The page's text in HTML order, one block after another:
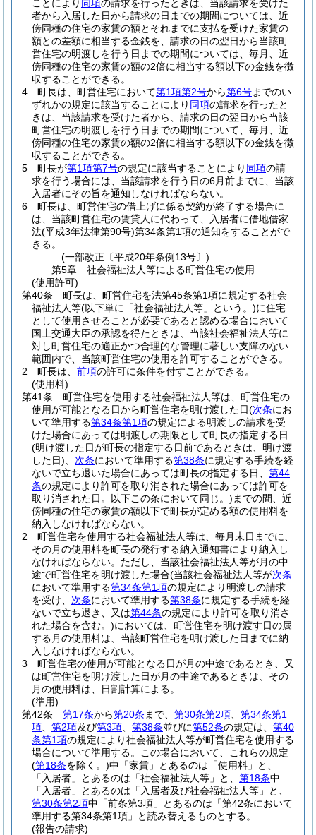
ことにより 同項の請求を行ったときは、当該請求を受けた
者から入居した日から請求の日までの期間については、近
傍同種の住宅の家賃の額とそれまでに支払を受けた家賃の
額との差額に相当する金銭を、請求の日の翌日から当該町
営住宅の明渡しを行う日までの期間については、毎月、近
傍同種の住宅の家賃の額の2倍に相当する額以下の金銭を徴
収することができる。
4
町長は、町営住宅において第1項第2号から第6号までのい
ずれかの規定に該当することにより 同項の請求を行ったと
きは、当該請求を受けた者から、請求の日の翌日から当該
町営住宅の明渡しを行う日までの期間について、毎月、近
傍同種の住宅の家賃の額の2倍に相当する額以下の金銭を徴
収することができる。
5
町長が第1項第7号の規定に該当することにより 同項の請
求を行う場合には、当該請求を行う日の6月前までに、当該
入居者にその旨を通知しなければならない。
6
町長は、町営住宅の借上げに係る契約が終了する場合に
は、当該町営住宅の賃貸人に代わって、入居者に借地借家
法(平成3年法律第90号)第34条第1項の通知をすることがで
きる。
(一部改正〔平成20年条例13号〕)
第5章
社会福祉法人等による町営住宅の使用
(使用許可)
第40条
町長は、町営住宅を法第45条第1項に規定する社会
福祉法人等(以下単に「社会福祉法人等」という。)に住宅
として使用させることが必要であると認める場合において
国土交通大臣の承認を得たときは、当該社会福祉法人等に
対し町営住宅の適正かつ合理的な管理に著しい支障のない
範囲内で、当該町営住宅の使用を許可することができる。
2
町長は、 前項の許可に条件を付すことができる。
(使用料)
第41条
町営住宅を使用する社会福祉法人等は、町営住宅の
使用が可能となる日から町営住宅を明け渡した日(次条にお
いて準用する第34条第1項の規定による明渡しの請求を受
けた場合にあっては明渡しの期限として町長の指定する日
(明け渡した日が町長の指定する日前であるときは、明け渡
した日)
次条において準用する第38条に規定する手続を経
ないで立ち退いた場合にあっては町長の指定する日、 第44
条の規定により許可を取り消された場合にあっては許可を
取り消された日。以下この条において同じ。) までの間、近
傍同種の住宅の家賃の額以下で町長が定める額の使用料を
納入しなければならない。
2
町営住宅を使用する社会福祉法人等は、毎月末日までに、
その月の使用料を町長の発行する納入通知書により納入し
なければならない。 ただし、当該社会福祉法人等が月の中
途で町営住宅を明け渡した場合(当該社会福祉法人等が次条
において準用する第34条第1項の規定により明渡しの請求
を受け、 次条において準用する第38条に規定する手続を経
ないで立ち退き、又は第44条の規定により許可を取り消さ
れた場合を含む。)においては、町営住宅を明け渡す日の属
する月の使用料は、当該町営住宅を明け渡した日までに納
入しなければならない。
3
町営住宅の使用が可能となる日が月の中途であるとき、又
は町営住宅を明け渡した日が月の中途であるときは、その
月の使用料は、日割計算による。
(準用)
第42条
第17条から第20条 まで、 第30条第2項
第34条第1
項
第2項及び第3項 第38条並びに第52条の規定は、 第40
条第1項の規定により社会福祉法人等が町営住宅を使用する
場合について準用する。
この場合において、これらの規定
(第18条を除く。)中「家賃」とあるのは「使用料」と、
「入居者」とあるのは「社会福祉法人等」と、 第18条中
「入居者」とあるのは「入居者及び社会福祉法人等」と、
第30条第2項中「前条第3項」とあるのは「第42条において
準用する第34条第1項」と読み替えるものとする。
(報告の請求)